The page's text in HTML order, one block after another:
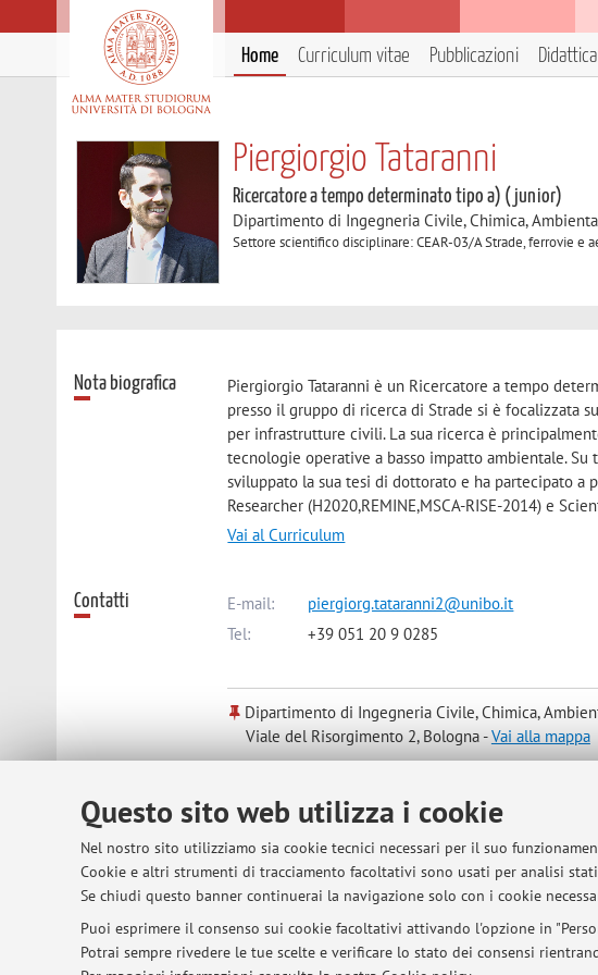
Questo sito web utilizza i cookie
Nel nostro sito utilizziamo sia cookie tecnici necessari per il suo
Cookie e altri strumenti di tracciamento facoltativi sono usati per analisi
Se chiudi questo banner continuerai la navigazione solo con i cookie
Puoi esprimere il consenso sui cookie facoltativi attivando l'opzione in
Potrai sempre rivedere le tue scelte e verificare lo stato dei consensi
Home Curriculum vitae Pubblicazioni Didattica
Piergiorgio Tataranni
Ricercatore a tempo determinato tipo a) (junior)
Dipartimento di Ingegneria Civile, Chimica,
Settore scientifico disciplinare: CEAR-03/A Strade, ferrovie e
Nota biografica
Piergiorgio Tataranni è un Ricercatore a tempo
presso il gruppo di ricerca di Strade si è focalizzata
per infrastrutture civili. La sua ricerca è
tecnologie operative a basso impatto ambientale.
sviluppato la sua tesi di dottorato e ha partecipato a
Researcher (H2020,REMINE,MSCA-RISE-2014) e
Vai al Curriculum
Contatti E-mail:
piergiorg.tataranni2@unibo.it
Tel:
+39 051 20 9 0285
Dipartimento di Ingegneria Civile, Chimica,
Viale del Risorgimento 2, Bologna -Vai alla mappa
Risorse in rete ORCID
Orario di ricevimento Ricevimento da concordare tramite inivo email: